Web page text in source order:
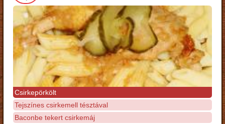
Csirkepörkölt
Tejszínes csirkemell tésztával
Baconbe tekert csirkemáj